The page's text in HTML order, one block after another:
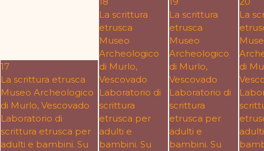
17
La scrittura etrusca
Museo Archeologico
di Murlo, Vescovado
Laboratorio di
scrittura etrusca per
adulti e bambini. Su
La scrittura
etrusca
Museo
Archeologico
di Murlo,
Vescovado
Laboratorio di
scrittura
etrusca per
adulti e
bambini. Su
La scrittura
etrusca
Museo
Archeologico
di Murlo,
Vescovado
Laboratorio di
scrittura
etrusca per
adulti e
bambini. Su
La
di